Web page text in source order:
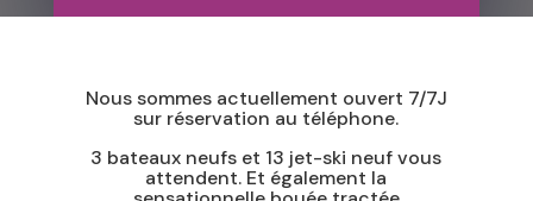
Nous sommes actuellement ouvert 7/7J
sur réservation au téléphone.
3 bateaux neufs et 13 jet-ski neuf vous
attendent. Et également la